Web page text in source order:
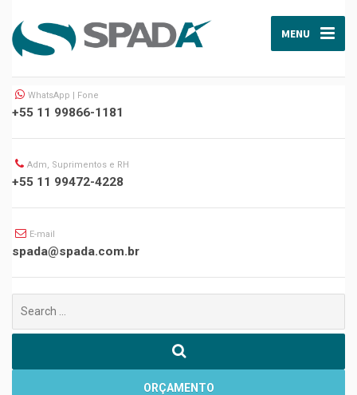
MENU
WhatsApp | Fone
+55 11 99866-1181
Adm, Suprimentos e RH
+55 11 99472-4228
E-mail
spada@spada.com.br
por:
ORÇAMENTO